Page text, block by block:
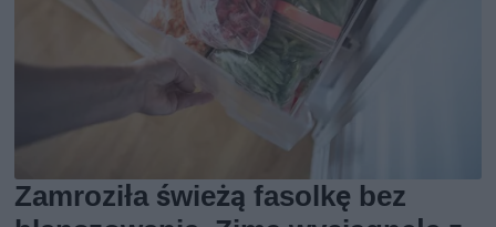
Zamroziła świeżą fasolkę bez